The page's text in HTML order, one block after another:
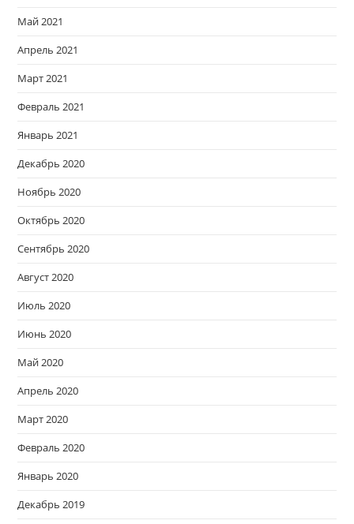
Май 2021
Апрель 2021
Март 2021
Февраль 2021
Январь 2021
Декабрь 2020
Ноябрь 2020
Октябрь 2020
Сентябрь 2020
Август 2020
Июль 2020
Июнь 2020
Май 2020
Апрель 2020
Март 2020
Февраль 2020
Январь 2020
Декабрь 2019